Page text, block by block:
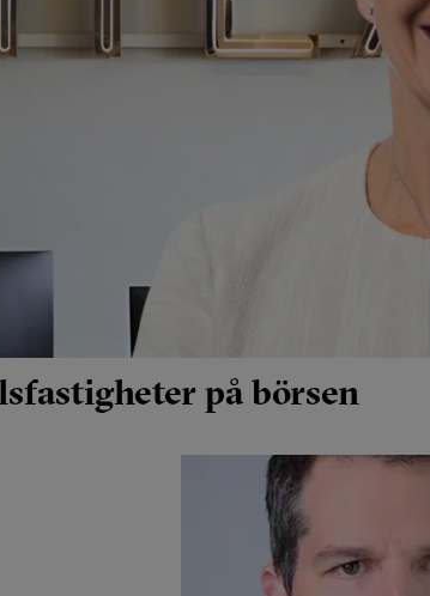
på börsen